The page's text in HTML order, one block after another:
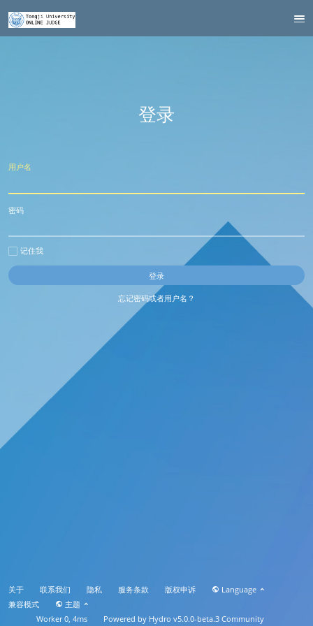
登录
用户名
密码
记住我
忘记密码或者用户名？
关于 联系我们 隐私 服务条款 版权申诉
Language
兼容模式
主题
Worker 0, 4ms
Powered by Hydro v5.0.0-beta.3 Community